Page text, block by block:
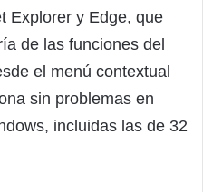
Explorer y Edge, que
de las funciones del
el menú contextual
sin problemas en
incluidas las de 32